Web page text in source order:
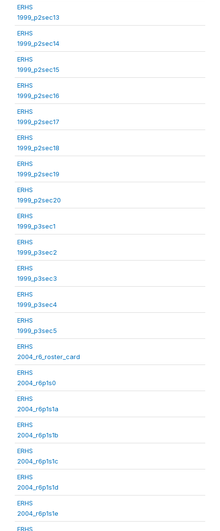
ERHS
1999_p2sec13
ERHS
1999_p2sec14
ERHS
1999_p2sec15
ERHS
1999_p2sec16
ERHS
1999_p2sec17
ERHS
1999_p2sec18
ERHS
1999_p2sec19
ERHS
1999_p2sec20
ERHS
1999_p3sec1
ERHS
1999_p3sec2
ERHS
1999_p3sec3
ERHS
1999_p3sec4
ERHS
1999_p3sec5
ERHS
2004_r6_roster_card
ERHS
2004_r6p1s0
ERHS
2004_r6p1s1a
ERHS
2004_r6p1s1b
ERHS
2004_r6p1s1c
ERHS
2004_r6p1s1d
ERHS
2004_r6p1s1e
ERHS